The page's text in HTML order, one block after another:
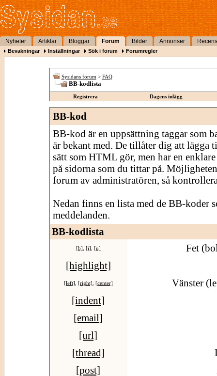
Nyheter Artiklar Bloggar Forum Bilder Annonser
Bevakningar Inställningar Sök i forum Forumregler
Sysidans forum > FAQ
BB-kodlista
Registrera Dagens inlägg
BB-kod
BB-kod är en uppsättning taggar som
är bekant med. De tillåter dig att lägga
sätt som HTML gör, men har en
på sidorna som du tittar på.
forum av administratören, så
Nedan finns en lista med de BB-koder
meddelanden.
BB-kodlista
[b] [i] [u]
Fet
[highlight]
[left] [right] [center]
Vänster
[indent]
[email]
[url]
[thread]
[post]